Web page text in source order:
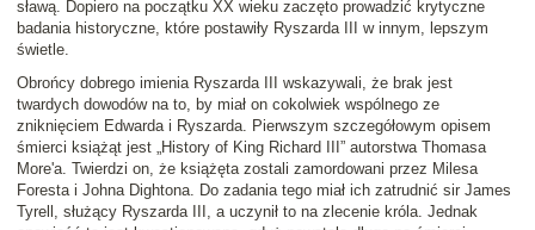
sławą. Dopiero na początku XX wieku zaczęto prowadzić krytyczne
badania historyczne, które postawiły Ryszarda III w innym, lepszym
świetle.
Obrońcy dobrego imienia Ryszarda III wskazywali, że brak jest
twardych dowodów na to, by miał on cokolwiek wspólnego ze
zniknięciem Edwarda i Ryszarda. Pierwszym szczegółowym opisem
śmierci książąt jest „History of King Richard III” autorstwa Thomasa
More'a. Twierdzi on, że książęta zostali zamordowani przez Milesa
Foresta i Johna Dightona. Do zadania tego miał ich zatrudnić sir James
Tyrell, służący Ryszarda III, a uczynił to na zlecenie króla. Jednak